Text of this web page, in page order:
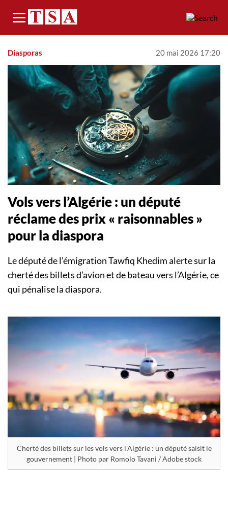
Menu
Diasporas 20 mai 2026 17:20
Vols vers l’Algérie : un député
réclame des prix « raisonnables »
pour la diaspora
Le député de l’émigration Tawfiq Khedim alerte sur la
cherté des billets d’avion et de bateau vers l’Algérie, ce
qui pénalise la diaspora.
Cherté des billets sur les vols vers l’Algérie : un député saisit le
gouvernement | Photo par Romolo Tavani / Adobe stock